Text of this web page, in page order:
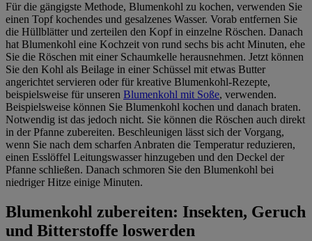
Für die gängigste Methode, Blumenkohl zu kochen, verwenden Sie
einen Topf kochendes und gesalzenes Wasser. Vorab entfernen Sie
die Hüllblätter und zerteilen den Kopf in einzelne Röschen. Danach
hat Blumenkohl eine Kochzeit von rund sechs bis acht Minuten, ehe
Sie die Röschen mit einer Schaumkelle herausnehmen. Jetzt können
Sie den Kohl als Beilage in einer Schüssel mit etwas Butter
angerichtet servieren oder für kreative Blumenkohl-Rezepte,
beispielsweise für unseren Blumenkohl mit Soße, verwenden.
Beispielsweise können Sie Blumenkohl kochen und danach braten.
Notwendig ist das jedoch nicht. Sie können die Röschen auch direkt
in der Pfanne zubereiten. Beschleunigen lässt sich der Vorgang,
wenn Sie nach dem scharfen Anbraten die Temperatur reduzieren,
einen Esslöffel Leitungswasser hinzugeben und den Deckel der
Pfanne schließen. Danach schmoren Sie den Blumenkohl bei
niedriger Hitze einige Minuten.
Blumenkohl zubereiten: Insekten, Geruch
und Bitterstoffe loswerden